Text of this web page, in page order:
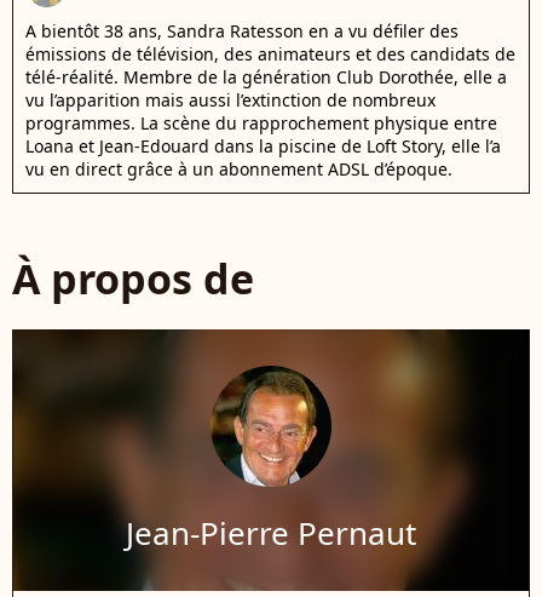
A bientôt 38 ans, Sandra Ratesson en a vu défiler des
émissions de télévision, des animateurs et des candidats de
télé-réalité. Membre de la génération Club Dorothée, elle a
vu l’apparition mais aussi l’extinction de nombreux
programmes. La scène du rapprochement physique entre
Loana et Jean-Edouard dans la piscine de Loft Story, elle l’a
vu en direct grâce à un abonnement ADSL d’époque.
À propos de
Jean-Pierre Pernaut